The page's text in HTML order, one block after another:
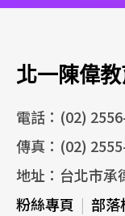
北一陳偉
電話：(02)
傳真：(02)
地址：台北市承
粉絲專頁 | 部落